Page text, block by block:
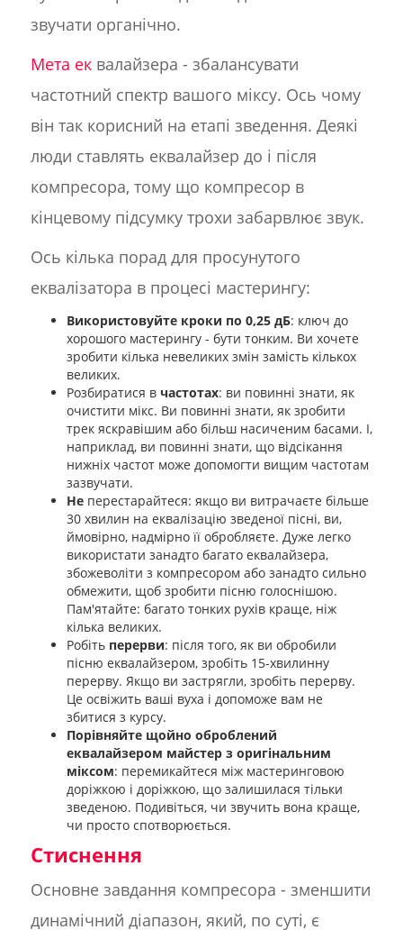
звучати органічно.
Мета еквалайзера - збалансувати
частотний спектр вашого міксу. Ось чому
він так корисний на етапі зведення. Деякі
люди ставлять еквалайзер до і після
компресора, тому що компресор в
кінцевому підсумку трохи забарвлює звук.
Ось кілька порад для просунутого
еквалізатора в процесі мастерингу:
Використовуйте кроки по 0,25 дБ: ключ до
хорошого мастерингу - бути тонким. Ви хочете
зробити кілька невеликих змін замість кількох
великих.
Розбиратися в частотах: ви повинні знати, як
очистити мікс. Ви повинні знати, як зробити
трек яскравішим або більш насиченим басами. І,
наприклад, ви повинні знати, що відсікання
нижніх частот може допомогти вищим частотам
зазвучати.
Неперестарайтеся: якщо ви витрачаєте більше
30 хвилин на еквалізацію зведеної пісні, ви,
ймовірно, надмірно її обробляєте. Дуже легко
використати занадто багато еквалайзера,
збожеволіти з компресором або занадто сильно
обмежити, щоб зробити пісню голоснішою.
Пам'ятайте: багато тонких рухів краще, ніж
кілька великих.
Робіть перерви: після того, як ви обробили
пісню еквалайзером, зробіть 15-хвилинну
перерву. Якщо ви застрягли, зробіть перерву.
Це освіжить ваші вуха і допоможе вам не
збитися з курсу.
Порівняйте щойно оброблений
еквалайзером майстер з оригінальним
міксом: перемикайтеся між мастеринговою
доріжкою і доріжкою, що залишилася тільки
зведеною. Подивіться, чи звучить вона краще,
чи просто спотворюється.
Стиснення
Основне завдання компресора - зменшити
динамічний діапазон, який, по суті, є